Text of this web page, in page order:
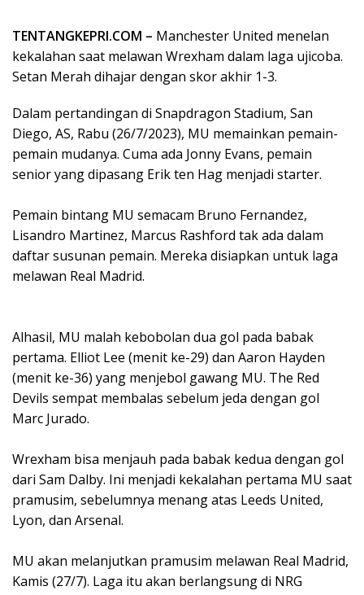
TENTANGKEPRI.COM – Manchester United menelan
kekalahan saat melawan Wrexham dalam laga ujicoba.
Setan Merah dihajar dengan skor akhir 1-3.
Dalam pertandingan di Snapdragon Stadium, San
Diego, AS, Rabu (26/7/2023), MU memainkan pemain-
pemain mudanya. Cuma ada Jonny Evans, pemain
senior yang dipasang Erik ten Hag menjadi starter.
Pemain bintang MU semacam Bruno Fernandez,
Lisandro Martinez, Marcus Rashford tak ada dalam
daftar susunan pemain. Mereka disiapkan untuk laga
melawan Real Madrid.
Alhasil, MU malah kebobolan dua gol pada babak
pertama. Elliot Lee (menit ke-29) dan Aaron Hayden
(menit ke-36) yang menjebol gawang MU. The Red
Devils sempat membalas sebelum jeda dengan gol
Marc Jurado.
Wrexham bisa menjauh pada babak kedua dengan gol
dari Sam Dalby. Ini menjadi kekalahan pertama MU saat
pramusim, sebelumnya menang atas Leeds United,
Lyon, dan Arsenal.
MU akan melanjutkan pramusim melawan Real Madrid,
Kamis (27/7). Laga itu akan berlangsung di NRG